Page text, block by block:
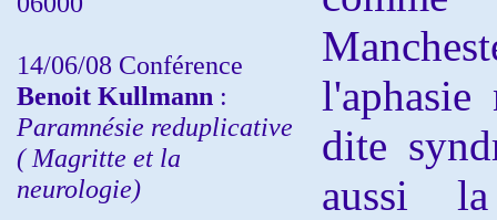
14/06/08 Conférence
Benoit Kullmann :
Paramnésie reduplicative
( Magritte et la
neurologie)
l'aphasie
dite
aussi la